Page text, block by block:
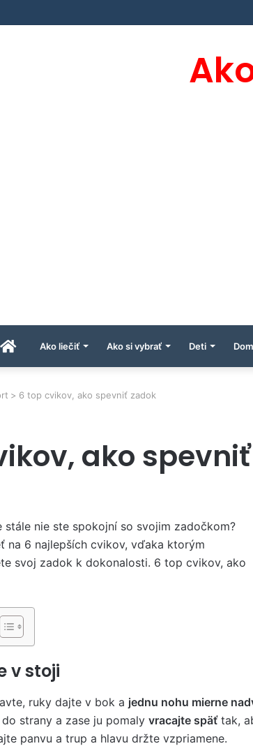
ÚvodnáAko liečiť Ako si vybrať Deti
> 6 top cvikov, ako spevniť zadok
ako
stále nie ste spokojní so svojim zadočkom?
na 6 najlepších cvikov, vďaka ktorým
svoj zadok k dokonalosti. 6 top cvikov, ako
v stoji
ruky dajte v bok a jednu nohu mierne
strany a zase ju pomaly vracajte späťtak,
panvu a trup a hlavu držte vzpriamene.